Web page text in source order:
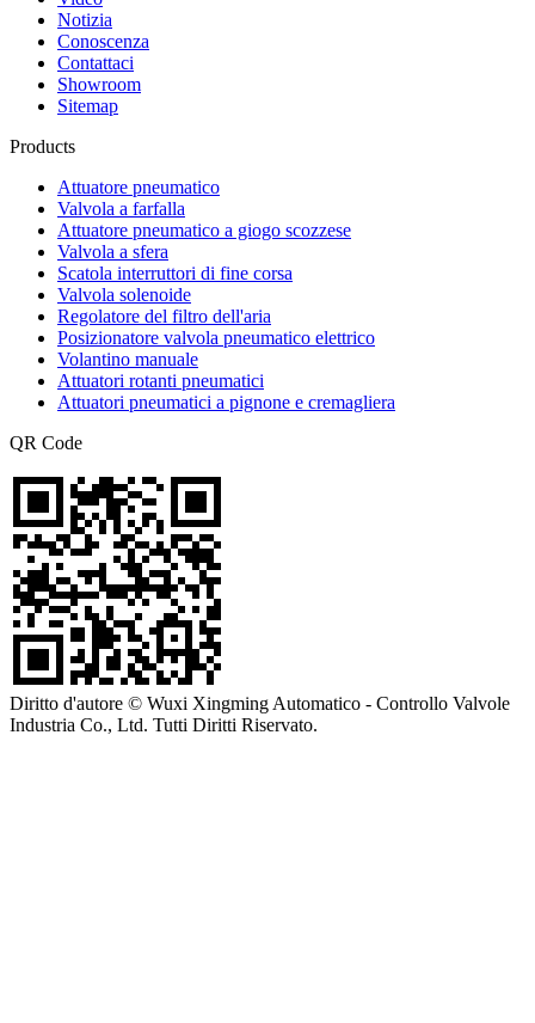
Notizia
Conoscenza
Contattaci
Showroom
Sitemap
Products
Attuatore pneumatico
Valvola a farfalla
Attuatore pneumatico a giogo scozzese
Valvola a sfera
Scatola interruttori di fine corsa
Valvola solenoide
Regolatore del filtro dell'aria
Posizionatore valvola pneumatico elettrico
Volantino manuale
Attuatori rotanti pneumatici
Attuatori pneumatici a pignone e cremagliera
QR Code
Diritto d'autore © Wuxi Xingming Automatico - Controllo Valvole
Industria Co., Ltd. Tutti Diritti Riservato.